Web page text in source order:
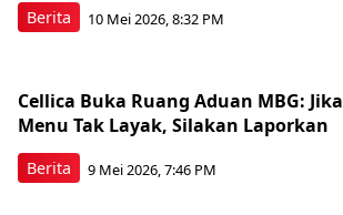
Berita 10 Mei 2026, 8:32 PM
Berita
Cellica Buka Ruang Aduan MBG: Jika
Menu Tak Layak, Silakan Laporkan
9 Mei 2026, 7:46 PM